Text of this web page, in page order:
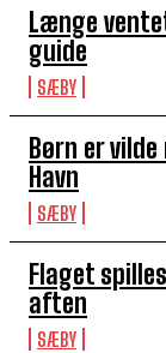
Længe
guide
SÆBY
Børn er
Havn
SÆBY
Flaget
aften
SÆBY